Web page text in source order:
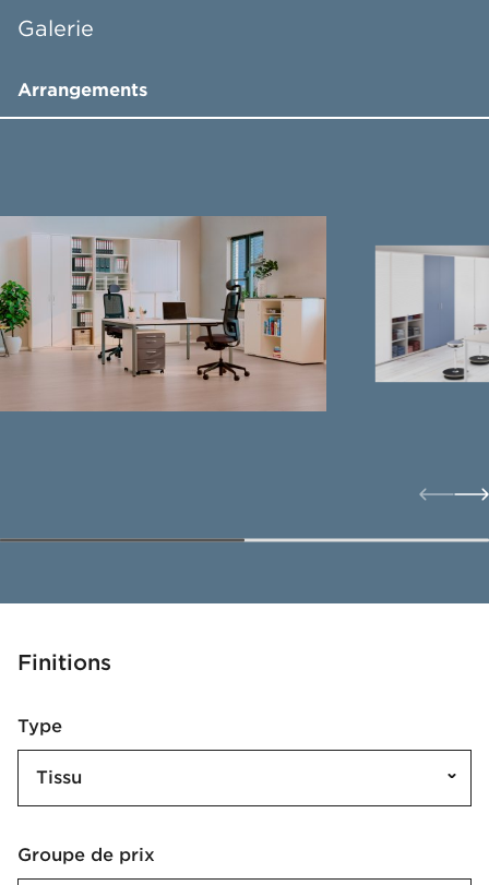
Galerie
Arrangements
Finitions
Type
Tissu
Groupe de prix